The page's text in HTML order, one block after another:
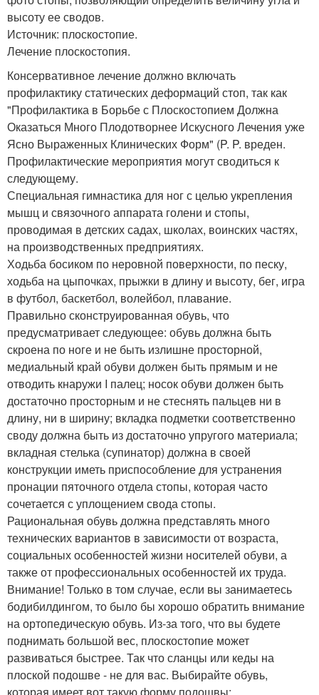
высоту ее сводов.
Источник: плоскостопие.
Лечение плоскостопия.
Консервативное лечение должно включать
профилактику статических деформаций стоп, так как
"Профилактика в Борьбе с Плоскостопием Должна
Оказаться Много Плодотворнее Искусного Лечения уже
Ясно Выраженных Клинических Форм" (P. P. вреден.
Профилактические мероприятия могут сводиться к
следующему.
Специальная гимнастика для ног с целью укрепления
мышц и связочного аппарата голени и стопы,
проводимая в детских садах, школах, воинских частях,
на производственных предприятиях.
Ходьба босиком по неровной поверхности, по песку,
ходьба на цыпочках, прыжки в длину и высоту, бег, игра
в футбол, баскетбол, волейбол, плавание.
Правильно сконструированная обувь, что
предусматривает следующее: обувь должна быть
скроена по ноге и не быть излишне просторной,
медиальный край обуви должен быть прямым и не
отводить кнаружи I палец; носок обуви должен быть
достаточно просторным и не стеснять пальцев ни в
длину, ни в ширину; вкладка подметки соответственно
своду должна быть из достаточно упругого материала;
вкладная стелька (супинатор) должна в своей
конструкции иметь приспособление для устранения
пронации пяточного отдела стопы, которая часто
сочетается с уплощением свода стопы.
Рациональная обувь должна представлять много
технических вариантов в зависимости от возраста,
социальных особенностей жизни носителей обуви, а
также от профессиональных особенностей их труда.
Внимание! Только в том случае, если вы занимаетесь
бодибилдингом, то было бы хорошо обратить внимание
на ортопедическую обувь. Из-за того, что вы будете
поднимать большой вес, плоскостопие может
развиваться быстрее. Так что сланцы или кеды на
плоской подошве - не для вас. Выбирайте обувь,